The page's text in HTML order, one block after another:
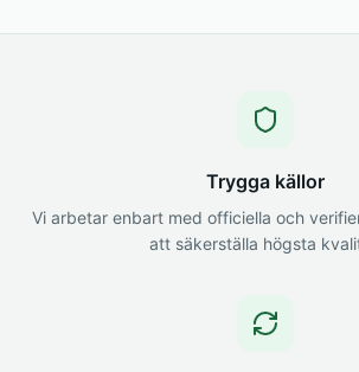
Trygga källor
Vi arbetar enbart med officiella och
att säkerställa högsta